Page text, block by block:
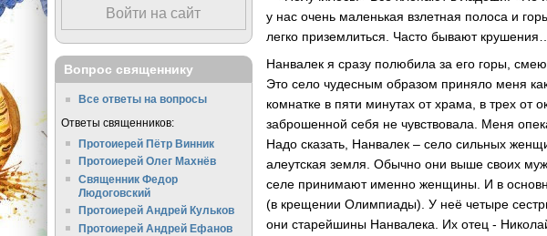
у нас очень маленькая взлетная полоса и
легко приземлиться. Часто бывают
Нанвалек я сразу полюбила за его горы,
Это село чудесным образом приняло меня
комнатке в пяти минутах от храма, в трех
заброшенной себя не чувствовала. Меня
Надо сказать, Нанвалек – село сильных
алеутская земля. Обычно они выше своих
селе принимают именно женщины. И в
(в крещении Олимпиады). У неё четыре
они старейшины Нанвалека. Их отец -
Войти на сайт
Вопрос священнику
Все ответы на вопросы
Ответы священников:
Протоиерей Пётр Винник
Протоиерей Олег Махнёв
Священник Федор
Людоговский
Протоиерей Андрей Кульков
Протоиерей Андрей Ефанов